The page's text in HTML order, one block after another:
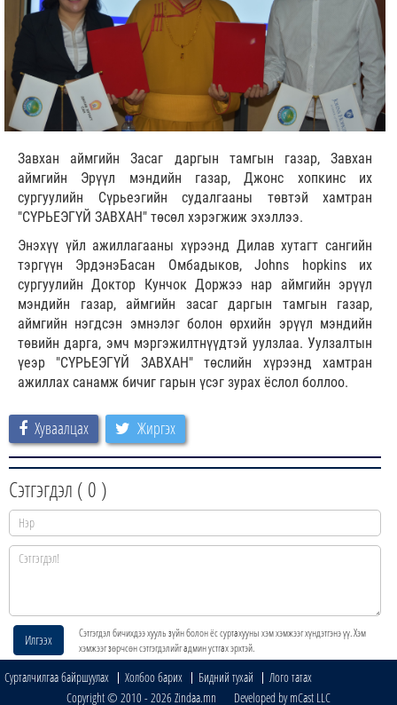
Завхан аймгийн Засаг даргын тамгын газар, Завхан
аймгийн Эрүүл мэндийн газар, Джонс хопкинс их
сургуулийн Сүрьеэгийн судалгааны төвтэй хамтран
"СҮРЬЕЭГҮЙ ЗАВХАН" төсөл хэрэгжиж эхэллээ.
Энэхүү үйл ажиллагааны хүрээнд Дилав хутагт сангийн
тэргүүн ЭрдэнэБасан Омбадыков, Johns hopkins их
сургуулийн Доктор Кунчок Доржээ нар аймгийн эрүүл
мэндийн газар, аймгийн засаг даргын тамгын газар,
аймгийн нэгдсэн эмнэлэг болон өрхийн эрүүл мэндийн
төвийн дарга, эмч мэргэжилтнүүдтэй уулзлаа. Уулзалтын
үеэр "СҮРЬЕЭГҮЙ ЗАВХАН" төслийн хүрээнд хамтран
ажиллах санамж бичиг гарын үсэг зурах ёслол боллоо.
Хуваалцах Жиргэх
Сэтгэгдэл ( 0 )
Илгээх
Сэтгэгдэл бичихдээ хууль зүйн болон ёс суртахууны хэм хэмжээг хүндэтгэнэ үү. Хэм
хэмжээг зөрчсөн сэтгэгдэлийг админ устгах эрхтэй.
Сурталчилгаа байршуулах Холбоо барих Бидний тухай
Лого татах
Copyright © 2010 - 2026 Zindaa.mn Developed by mCast LLC